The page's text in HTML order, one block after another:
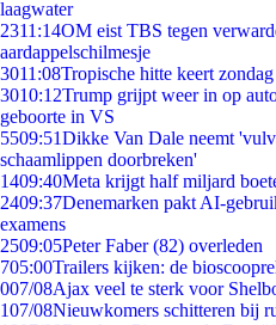
laagwater
2311:14OM eist TBS tegen
aardappelschilmesje
3011:08Tropische hitte keert
3010:12Trump grijpt weer in op
geboorte in VS
5509:51Dikke Van Dale neemt
schaamlippen doorbreken'
1409:40Meta krijgt half miljard
2409:37Denemarken pakt AI-
examens
2509:05Peter Faber (82) overleden
705:00Trailers kijken: de
007/08Ajax veel te sterk voor
107/08Nieuwkomers schitteren bij